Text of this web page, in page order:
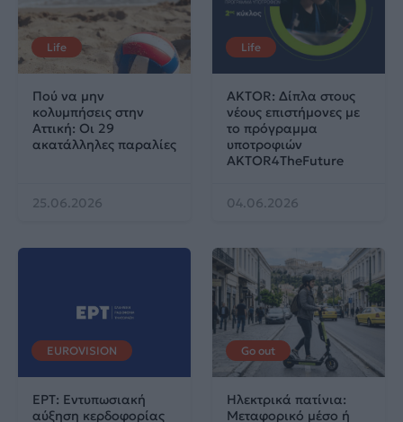
Life
Πού να μην
κολυμπήσεις στην
Αττική: Οι 29
ακατάλληλες παραλίες
25.06.2026
Life
AKTOR: Δίπλα στους
νέους επιστήμονες με
το πρόγραμμα
υποτροφιών
AKTOR4TheFuture
04.06.2026
EUROVISION
ΕΡΤ: Εντυπωσιακή
αύξηση κερδοφορίας
Go out
Ηλεκτρικά πατίνια:
Μεταφορικό μέσο ή